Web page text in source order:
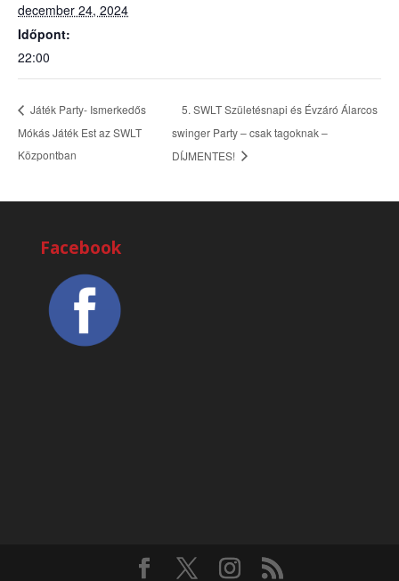
december 24, 2024
Időpont:
22:00
Játék Party- Ismerkedős
Mókás Játék Est az SWLT
Központban
5. SWLT Születésnapi és Évzáró Álarcos
swinger Party – csak tagoknak –
DÍJMENTES!
Facebook